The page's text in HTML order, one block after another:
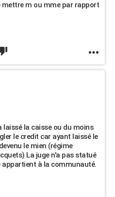
m ou mme par rapport
la caisse ou du moins
le credit car ayant laissé le
le mien (régime
La juge n'a pas statué
appartient à la communauté.